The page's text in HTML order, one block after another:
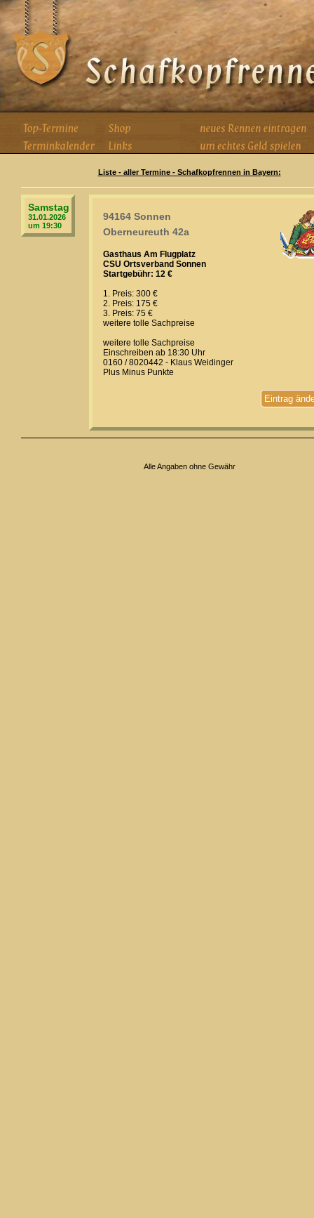
Liste - aller Termine - Schafkopfrennen in Bayern:
Samstag
31.01.2026
um 19:30
94164 Sonnen
Oberneureuth 42a
Gasthaus Am Flugplatz
CSU Ortsverband Sonnen
Startgebühr: 12 €
1. Preis: 300 €
2. Preis: 175 €
3. Preis: 75 €
weitere tolle Sachpreise
weitere tolle Sachpreise
Einschreiben ab 18:30 Uhr
0160 / 8020442 - Klaus Weidinger
Plus Minus Punkte
Eintrag
Alle Angaben ohne Gewähr